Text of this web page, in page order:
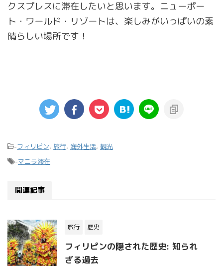
クスプレスに滞在したいと思います。ニューポー
ト・ワールド・リゾートは、楽しみがいっぱいの素
晴らしい場所です！​
-フィリピン, 旅行, 海外生活, 観光
-マニラ滞在
関連記事
旅行 歴史
フィリピンの隠された歴史: 知られ
ざる過去